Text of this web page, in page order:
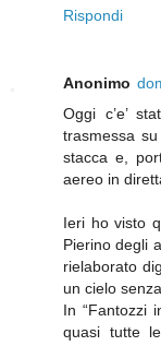
Rispondi
Anonimo
Oggi c’e’
trasmessa
stacca e,
aereo in
Ieri ho visto
Pierino degli
rielaborato
un cielo
In “Fantozzi
quasi tutte